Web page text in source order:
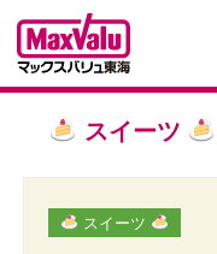
スイーツ
スイーツ